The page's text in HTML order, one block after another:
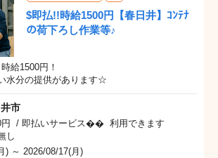
$即払!!時給1500円【春日井】ｺﾝﾃﾅ
の荷下ろし作業等♪
給1500円！
水分の提供があります☆
市
円 / 即払いサービス�� 利用できます
し
) ～ 2026/08/17(月)